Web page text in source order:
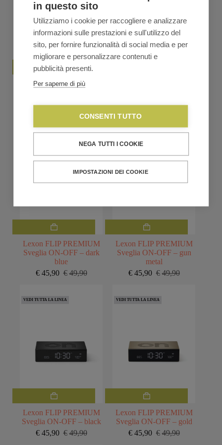
Lexon FLIP Sveglia ON-
€ 39,90
Il
prezzo
originale
era:
€39,90.
€ 36,70Il
prezzo
attuale
è:
€36,70.
€ 39,90
Il
originale
era:
€ 36,70Il
attuale
è:
Lexon FLIP PREMIUM
Sveglia ON-OFF – dark
blue
€ 49,90
Il
era:
€ 45,90 Il
è:
Lexon FLIP PREMIUM
Sveglia ON-OFF – gun
metal
€ 49,90
Il
era:
€ 45,90 Il
è:
VEDI TUTTA LA LINEA
Lexon FLIP PREMIUM
Sveglia ON-OFF – black
€ 49,90
Il
€ 45,90 Il
VEDI TUTTA LA LINEA
Lexon FLIP PREMIUM
Sveglia ON-OFF – gold
€ 49,90
Il
€ 45,90 Il
in questo sito
Utilizziamo i cookie per raccogliere e analizzare
informazioni sulle prestazioni e sull'utilizzo del
sito, per fornire funzionalità di social media e per
migliorare e personalizzare contenuti e
pubblicità presenti.
Per saperne di più
CONSENTI TUTTO
NEGA TUTTI I COOKIE
IMPOSTAZIONI DEI COOKIE